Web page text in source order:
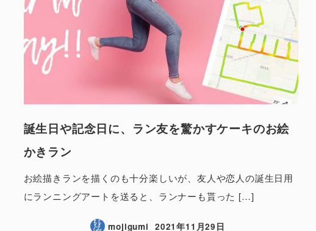
誕生日や記念日に、ラン友を驚かすケーキのお絵
かきラン
お絵描きランを描くのも十分楽しいが、友人や恋人の誕生日用
にランニングアートを送ると、ランナーも貰った […]
mojigumi 2021年11月29日